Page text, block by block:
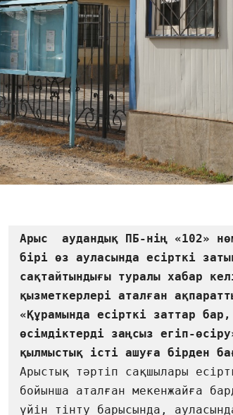
Арыс  аудандық ПБ-нің «102»
бірі өз ауласында есірткі
сақтайтындығы туралы хабар
қызметкерлері аталған
«Құрамында есiрткi заттар
өсiмдiктердi заңсыз егіп-
Арыстық тәртіп сақшылары
бойынша аталған мекенжайға
үйін тінту барысында,